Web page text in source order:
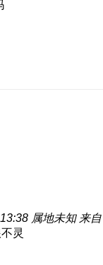
属地未知 来
灵